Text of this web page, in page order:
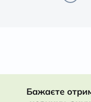
Бажаєте